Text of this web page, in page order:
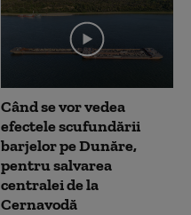
Când se vor vedea
efectele scufundării
barjelor pe Dunăre,
pentru salvarea
centralei de la
Cernavodă